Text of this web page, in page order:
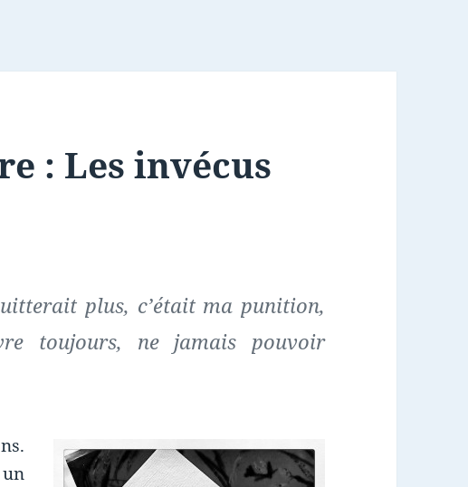
: Les invécus
plus, c’était ma punition,
toujours, ne jamais pouvoir